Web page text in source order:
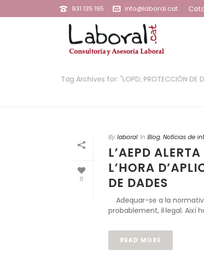
931 135 195 info@laboral.cat
Tag Archives for: "LOPD; PROTECCIÓN DE
0
By laboral In Blog, Notícias de
L’AEPD
L’HORA
DE DADES
Adequar-se a la
probablement, il·legal. Així
READ MORE